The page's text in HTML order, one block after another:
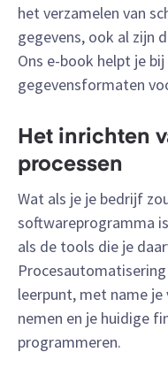
het verzamelen van
gegevens, ook al zijn
Ons e-book helpt je
gegevensformaten
Het inrichten
processen
Wat als je je bedrijf
softwareprogramma
als de tools die je
leerpunt, met name
nemen en je huidige
programmeren.